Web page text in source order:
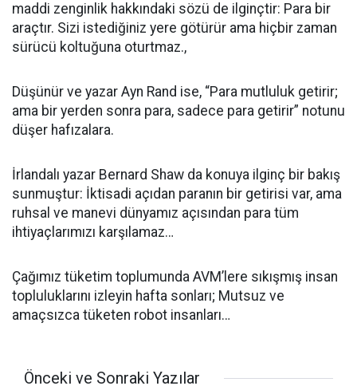
maddi zenginlik hakkındaki sözü de ilginçtir: Para bir
araçtır. Sizi istediğiniz yere götürür ama hiçbir zaman
sürücü koltuğuna oturtmaz.,
Düşünür ve yazar Ayn Rand ise, “Para mutluluk getirir;
ama bir yerden sonra para, sadece para getirir” notunu
düşer hafızalara.
İrlandalı yazar Bernard Shaw da konuya ilginç bir bakış
sunmuştur: İktisadi açıdan paranın bir getirisi var, ama
ruhsal ve manevi dünyamız açısından para tüm
ihtiyaçlarımızı karşılamaz…
Çağımız tüketim toplumunda AVM’lere sıkışmış insan
topluluklarını izleyin hafta sonları; Mutsuz ve
amaçsızca tüketen robot insanları…
Önceki ve Sonraki Yazılar